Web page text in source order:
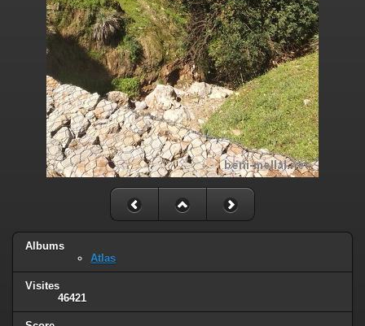
Albums
Atlas
Visites
46421